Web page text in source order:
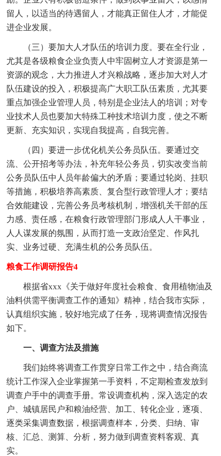
留人，以适当的待遇留人，才能真正留住人才，才能促
进企业发展。
（三）要加大人才队伍的培训力度。要在全行业，
尤其是各级粮食企业负责人中牢固树立人才资源是第一
资源的观念，大力推进人才兴粮战略，逐步加大对人才
队伍建设的投入，积极提高广大职工队伍素质，尤其要
重点加强企业管理人员，特别是企业法人的培训；对专
业技术人员也要加大特殊工种技术培训力度，使之不断
更新、充实知识，实现自我提高，自我完善。
（四）要进一步优化机关公务员队伍。要通过交
流、公开招考等办法，补充年轻公务员，切实改变当前
公务员队伍中人员年龄偏大的矛盾；要通过轮岗、挂职
等措施，积极培养高素质、复合型行政管理人才；要结
合效能建设，完善公务员考核机制，增强机关干部的压
力感、责任感，在粮食行政管理部门形成人人干事业，
人人谋发展的氛围，从而打造一支政治坚定、作风扎
实、业务过硬、充满生机的公务员队伍。
粮食工作调研报告4
根据省xxx《关于做好年度社会粮食、食用植物油及
油料供需平衡调查工作的通知》精神，结合我市实际，
认真组织实施，较好地完成了任务，现将调查情况报告
如下。
一、调查方法及措施
我们始终将调查工作贯穿日常工作之中，结合商流
统计工作深入企业掌握第一手资料，不定期检查发放到
调查户手中的调查手册。常设调查机构，深入选定的农
户、城镇居民户和粮油经营、加工、转化企业，逐项、
逐类采集调查数据，根据调查样本，分类、归纳、审
核、汇总、测算、分析，努力做到调查资料客观、真
实。